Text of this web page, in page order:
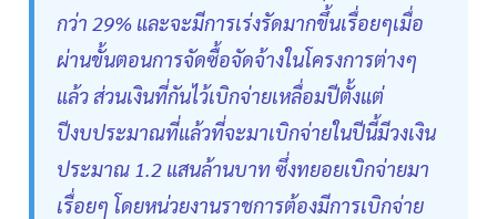
กว่า 29% และจะมีการเร่งรัดมากขึ้นเรื่อยๆเมื่อ
ผ่านขั้นตอนการจัดซื้อจัดจ้างในโครงการต่างๆ
แล้ว ส่วนเงินที่กันไว้เบิกจ่ายเหลื่อมปีตั้งแต่
ปีงบประมาณที่แล้วที่จะมาเบิกจ่ายในปีนี้มีวงเงิน
ประมาณ 1.2 แสนล้านบาท ซึ่งทยอยเบิกจ่ายมา
เรื่อยๆ โดยหน่วยงานราชการต้องมีการเบิกจ่าย